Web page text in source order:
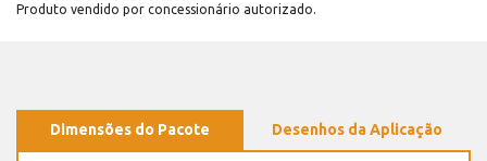
Produto vendido por concessionário autorizado.
Dimensões do Pacote Desenhos da Aplicação